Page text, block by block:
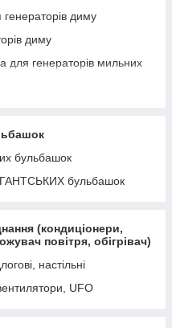
диму
диму
для генераторів мильних
бульбашок
бульбашок
(кондиціонери,
повітря, обігрівач)
настільні
UFO